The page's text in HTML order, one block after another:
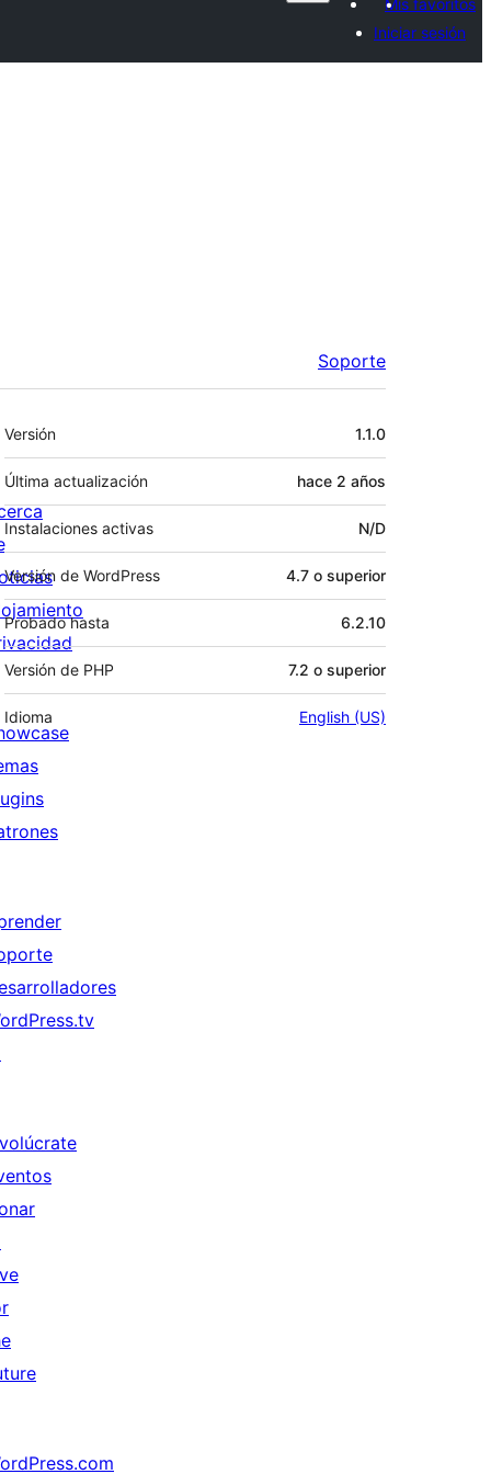
Mis favoritos
Iniciar sesión
Soporte
Meta
Versión 1.1.0
Última actualización hace 2 años
Instalaciones activas N/D
Versión de WordPress 4.7 o superior
Probado hasta 6.2.10
Versión de PHP 7.2 o superior
Idioma English (US)